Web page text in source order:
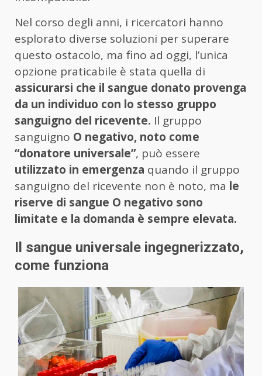
Nel corso degli anni, i ricercatori hanno
esplorato diverse soluzioni per superare
questo ostacolo, ma fino ad oggi, l’unica
opzione praticabile è stata quella di
assicurarsi che il sangue donato provenga
da un individuo con lo stesso gruppo
sanguigno del ricevente. Il gruppo
sanguigno O negativo, noto come
“donatore universale”, può essere
utilizzato in emergenza quando il gruppo
sanguigno del ricevente non è noto, ma le
riserve di sangue O negativo sono
limitate e la domanda è sempre elevata.
Il sangue universale ingegnerizzato,
come funziona